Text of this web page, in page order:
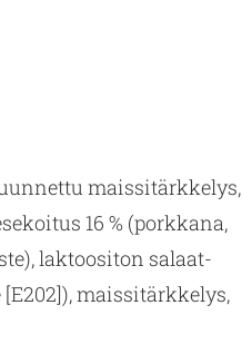
mais­si­tärk­ke­lys,
16 % (pork­ka­na,
lak­too­si­ton sa­laat­
mais­si­tärk­ke­lys,